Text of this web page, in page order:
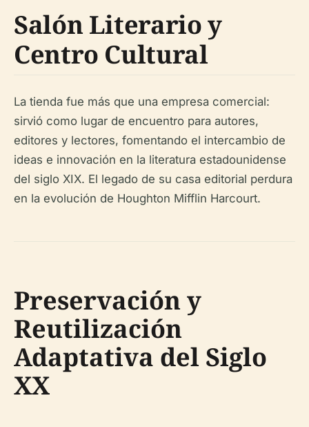
Salón Literario y
Centro Cultural
La tienda fue más que una empresa comercial:
sirvió como lugar de encuentro para autores,
editores y lectores, fomentando el intercambio de
ideas e innovación en la literatura estadounidense
del siglo XIX. El legado de su casa editorial perdura
en la evolución de Houghton Mifflin Harcourt.
Preservación y
Reutilización
Adaptativa del Siglo
XX